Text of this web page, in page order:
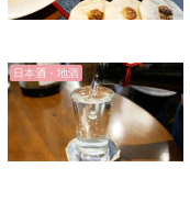
日本酒・地酒